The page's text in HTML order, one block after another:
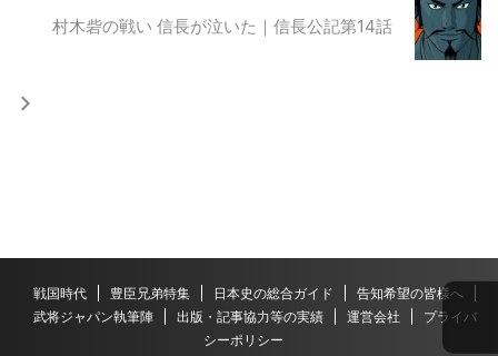
村木砦の戦い 信長が泣いた｜信長公記第14話
戦国時代 豊臣兄弟特集 日本史の総合ガイド
告知希望の皆様へ
武将ジャパン執筆陣
出版・記事協力等の実績 運営会社
プライバ
シーポリシー